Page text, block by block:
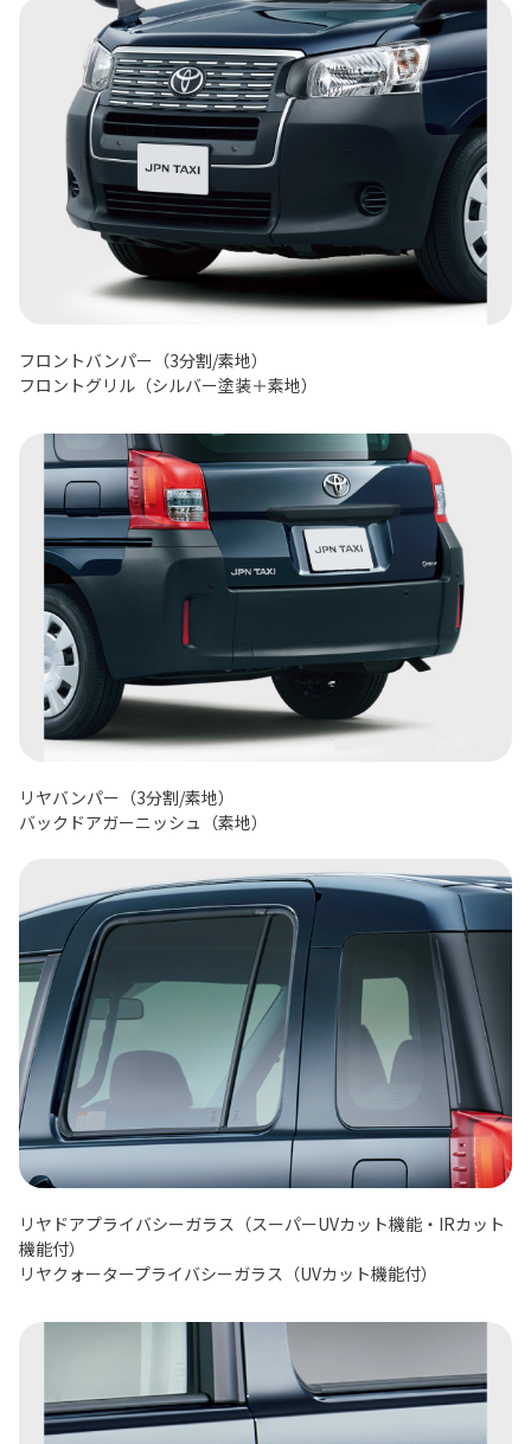
フロントバンパー（3分割/素地）
フロントグリル（シルバー塗装＋素地）
リヤバンパー（3分割/素地）
バックドアガーニッシュ（素地）
リヤドアプライバシーガラス（スーパーUVカット機能・IRカット
機能付）
リヤクォータープライバシーガラス（UVカット機能付）